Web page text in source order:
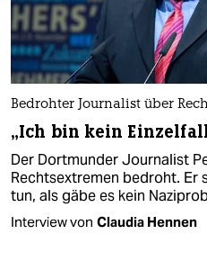
Bedrohter Journalist über
„Ich bin kein
Der Dortmunder Journalist
Rechtsextremen bedroht. Er
tun, als gäbe es kein
Interview von Claudia Hennen